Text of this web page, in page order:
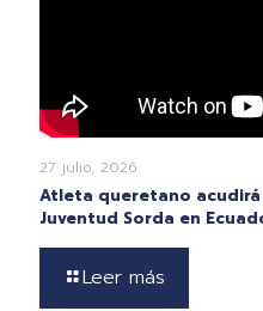
27 julio, 2026
Atleta queretano acudirá
Juventud Sorda en
Leer más